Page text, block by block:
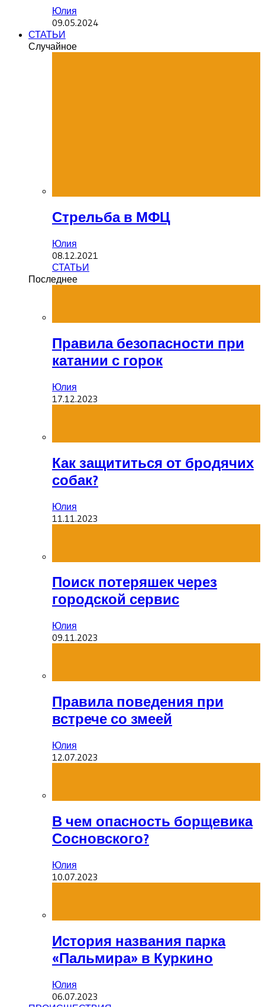
Юлия
09.05.2024
СТАТЬИ
Случайное
Стрельба в МФЦ
Юлия
08.12.2021
СТАТЬИ
Последнее
Правила безопасности при
катании с горок
Юлия
17.12.2023
Как защититься от бродячих
собак?
Юлия
11.11.2023
Поиск потеряшек через
городской сервис
Юлия
09.11.2023
Правила поведения при
встрече со змеей
Юлия
12.07.2023
В чем опасность борщевика
Сосновского?
Юлия
10.07.2023
История названия парка
«Пальмира» в Куркино
Юлия
06.07.2023